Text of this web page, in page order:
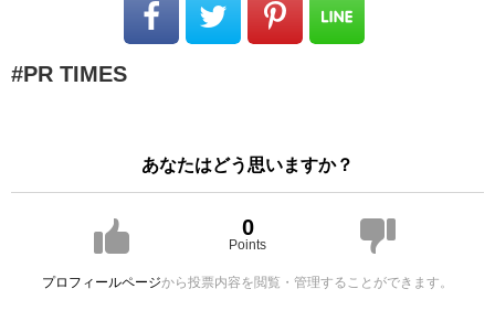
PR TIMES
あなたはどう思いますか？
0
Points
プロフィールページから投票内容を閲覧・管理することができます。